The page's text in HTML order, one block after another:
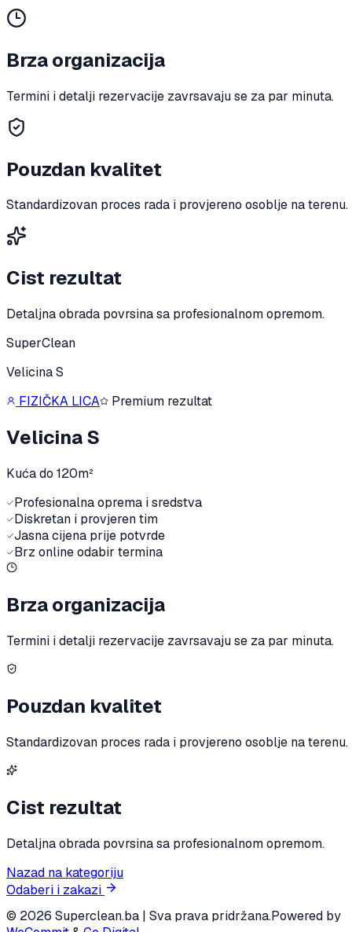
Brza organizacija
Termini i detalji rezervacije zavrsavaju se za par minuta.
Pouzdan kvalitet
Standardizovan proces rada i provjereno osoblje na terenu.
Cist rezultat
Detaljna obrada povrsina sa profesionalnom opremom.
SuperClean
Velicina S
FIZIČKA LICA
Premium rezultat
Velicina S
Kuća do 120m²
Profesionalna oprema i sredstva
Diskretan i provjeren tim
Jasna cijena prije potvrde
Brz online odabir termina
Brza organizacija
Termini i detalji rezervacije zavrsavaju se za par minuta.
Pouzdan kvalitet
Standardizovan proces rada i provjereno osoblje na terenu.
Cist rezultat
Detaljna obrada povrsina sa profesionalnom opremom.
Nazad na kategoriju
Odaberi i zakazi
© 2026 Superclean.ba | Sva prava pridržana.Powered by